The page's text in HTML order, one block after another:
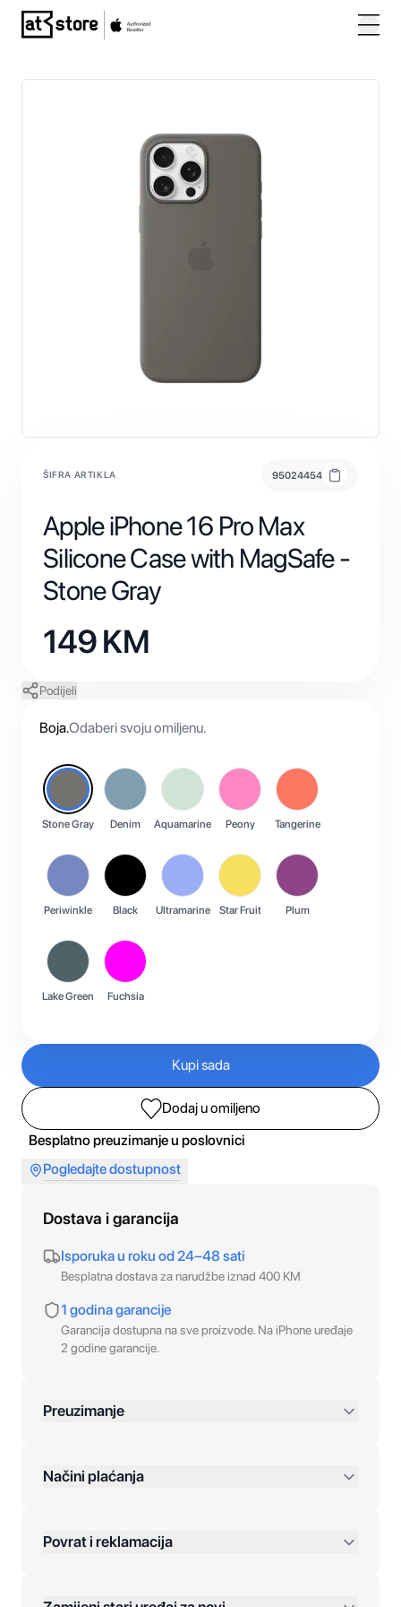
Posjetite početnu stranicu AT Store
ŠIFRA ARTIKLA 95024454
Apple iPhone 16 Pro Max
Silicone Case with MagSafe -
Stone Gray
149KM
Podijeli
Boja.Odaberi svoju omiljenu.
Stone Gray Denim Aquamarine Peony Tangerine
Periwinkle Black Ultramarine Star Fruit Plum
Lake Green Fuchsia
Kupi sada
Dodaj u omiljeno
Besplatno preuzimanje u poslovnici
Pogledajte dostupnost
Dostava i garancija
Isporuka u roku od 24–48 sati
Besplatna dostava za narudžbe iznad 400 KM
1 godina garancije
Garancija dostupna na sve proizvode. Na iPhone uređaje
2 godine garancije.
Preuzimanje
Načini plaćanja
Povrat i reklamacija